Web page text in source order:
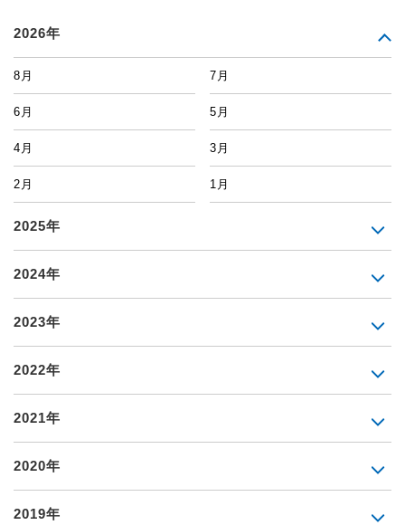
2026年
8月 7月
6月 5月
4月 3月
2月 1月
2025年
2024年
2023年
2022年
2021年
2020年
2019年